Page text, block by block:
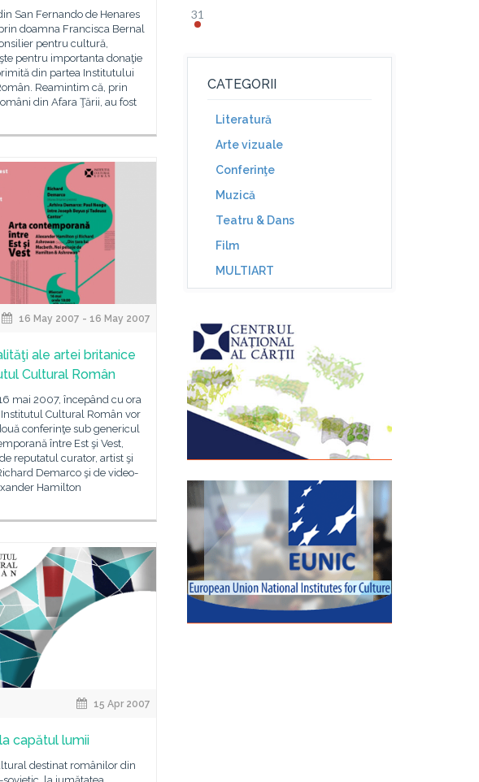
San Fernando de Henares
doamna Francisca Bernal
pentru cultură,
pentru importanta donaţie
din partea Institutului
Reamintim că, prin
din Afara Ţării, au fost
16 May 2007 - 16 May 2007
ale artei britanice
Cultural Român
mai 2007, începând cu ora
Cultural Român vor
conferinţe sub genericul
între Est şi Vest,
reputatul curator, artist şi
Demarco şi de video-
Hamilton
15 Apr 2007
capătul lumii
destinat românilor din
31
CATEGORII
Literatură
Arte vizuale
Conferinţe
Muzică
Teatru & Dans
Film
MULTIART